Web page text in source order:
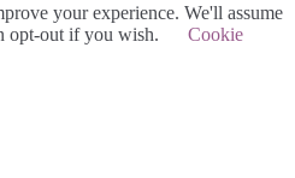
your experience. We'll assume
opt-out if you wish.
Cookie